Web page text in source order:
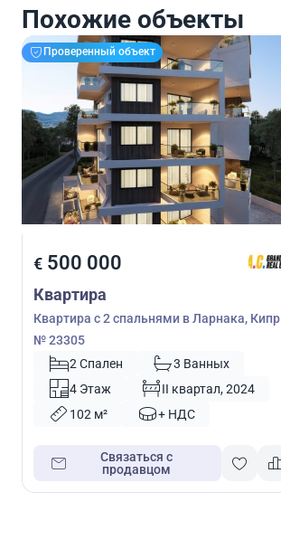
Похожие объекты
Проверенный объект
€ 500 000
Квартира
Квартира с 2 спальнями в Ларнака, Кипр
№ 23305
2 Спален
3 Ванных
4 Этаж
II квартал, 2024
102 м²
+ НДС
Связаться с
продавцом